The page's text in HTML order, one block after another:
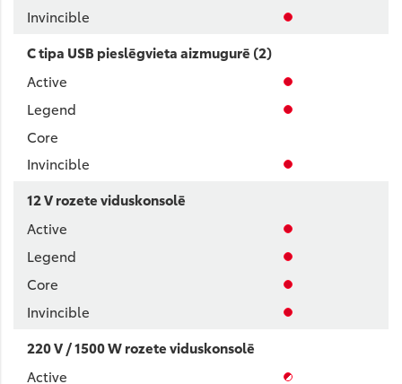
C tipa USB pieslēgvieta aizmugurē (2)
12 V rozete viduskonsolē
220 V / 1500 W rozete viduskonsolē